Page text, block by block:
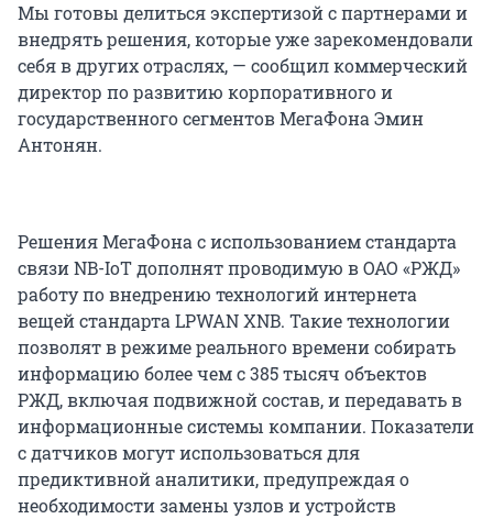
Мы готовы делиться экспертизой с партнерами и
внедрять решения, которые уже зарекомендовали
себя в других отраслях, — сообщил коммерческий
директор по развитию корпоративного и
государственного сегментов МегаФона Эмин
Антонян.
Решения МегаФона с использованием стандарта
связи NB-IoT дополнят проводимую в ОАО «РЖД»
работу по внедрению технологий интернета
вещей стандарта LPWAN XNB. Такие технологии
позволят в режиме реального времени собирать
информацию более чем с 385 тысяч объектов
РЖД, включая подвижной состав, и передавать в
информационные системы компании. Показатели
с датчиков могут использоваться для
предиктивной аналитики, предупреждая о
необходимости замены узлов и устройств